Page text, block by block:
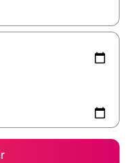
explore-os